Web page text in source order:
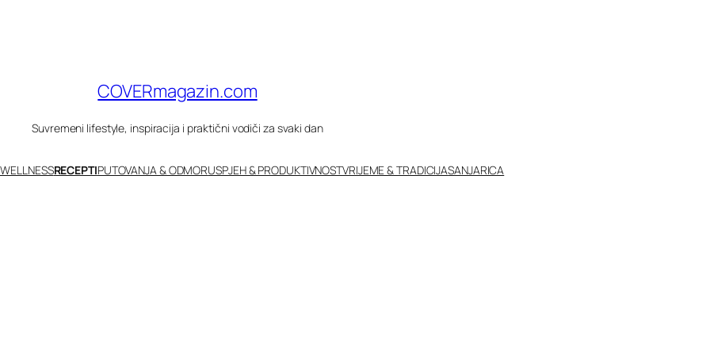
COVERmagazin.com
Suvremeni lifestyle, inspiracija i praktični vodiči za svaki dan
RECEPTIPUTOVANJA & ODMORUSPJEH & PRODUKTIVNOSTVRIJEME & TRADICIJASANJARICA